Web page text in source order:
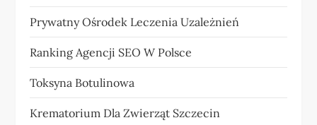
Prywatny Ośrodek Leczenia Uzależnień
Ranking Agencji SEO W Polsce
Toksyna Botulinowa
Krematorium Dla Zwierząt Szczecin